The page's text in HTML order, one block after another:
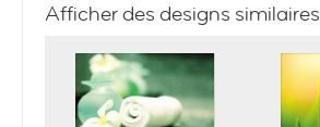
Afficher des designs similaires